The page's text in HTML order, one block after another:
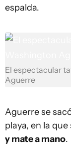
espalda.
El espectacular
Aguerre
Aguerre se
playa, en la
y mate a mano.